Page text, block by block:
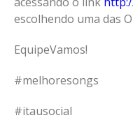
escolhendo uma das
EquipeVamos!
#melhoresongs
#itausocial